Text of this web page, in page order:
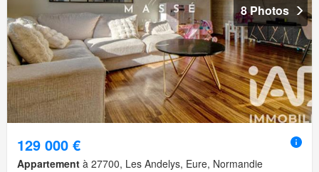
8 Photos
129 000 €
Appartement à 27700, Les Andelys, Eure, Normandie